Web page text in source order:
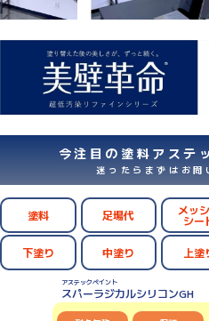
今注目の塗料アステ
迷ったらまずはお問
塗料 足場代 メッ
シー
下塗り 中塗り 上塗
アステックペイント
スパーラジカルシリコンGH